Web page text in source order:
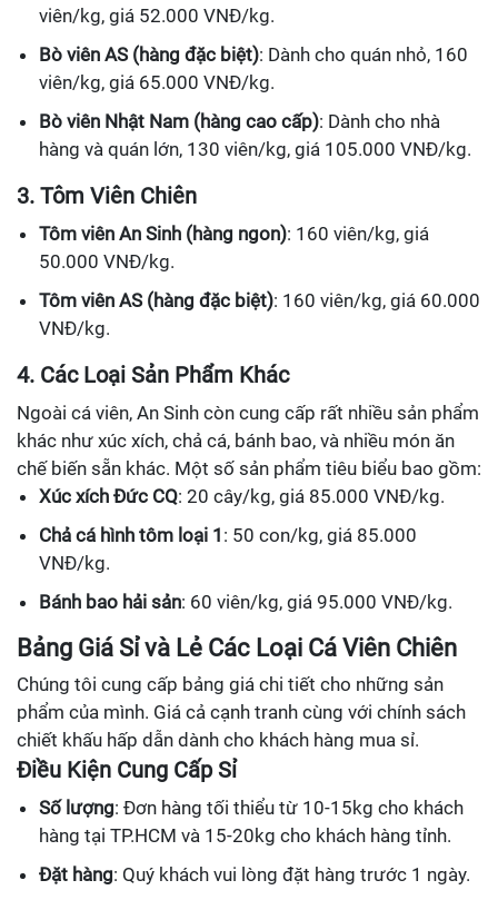
viên/kg, giá 52.000 VNĐ/kg.
Bò viên AS (hàng đặc biệt): Dành cho quán nhỏ, 160
viên/kg, giá 65.000 VNĐ/kg.
Bò viên Nhật Nam (hàng cao cấp): Dành cho nhà
hàng và quán lớn, 130 viên/kg, giá 105.000 VNĐ/kg.
3. Tôm Viên Chiên
Tôm viên An Sinh (hàng ngon): 160 viên/kg, giá
50.000 VNĐ/kg.
Tôm viên AS (hàng đặc biệt): 160 viên/kg, giá 60.000
VNĐ/kg.
4. Các Loại Sản Phẩm Khác
Ngoài cá viên, An Sinh còn cung cấp rất nhiều sản phẩm
khác như xúc xích, chả cá, bánh bao, và nhiều món ăn
chế biến sẵn khác. Một số sản phẩm tiêu biểu bao gồm:
Xúc xích Đức CQ: 20 cây/kg, giá 85.000 VNĐ/kg.
Chả cá hình tôm loại 1 : 50 con/kg, giá 85.000
VNĐ/kg.
Bánh bao hải sản: 60 viên/kg, giá 95.000 VNĐ/kg.
Bảng Giá Sỉ và Lẻ Các Loại Cá Viên Chiên
Chúng tôi cung cấp bảng giá chi tiết cho những sản
phẩm của mình. Giá cả cạnh tranh cùng với chính sách
chiết khấu hấp dẫn dành cho khách hàng mua sỉ.
Điều Kiện Cung Cấp Sỉ
Số lượng: Đơn hàng tối thiểu từ 10-15kg cho khách
hàng tại TP.HCM và 15-20kg cho khách hàng tỉnh.
Đặt hàng: Quý khách vui lòng đặt hàng trước 1 ngày.